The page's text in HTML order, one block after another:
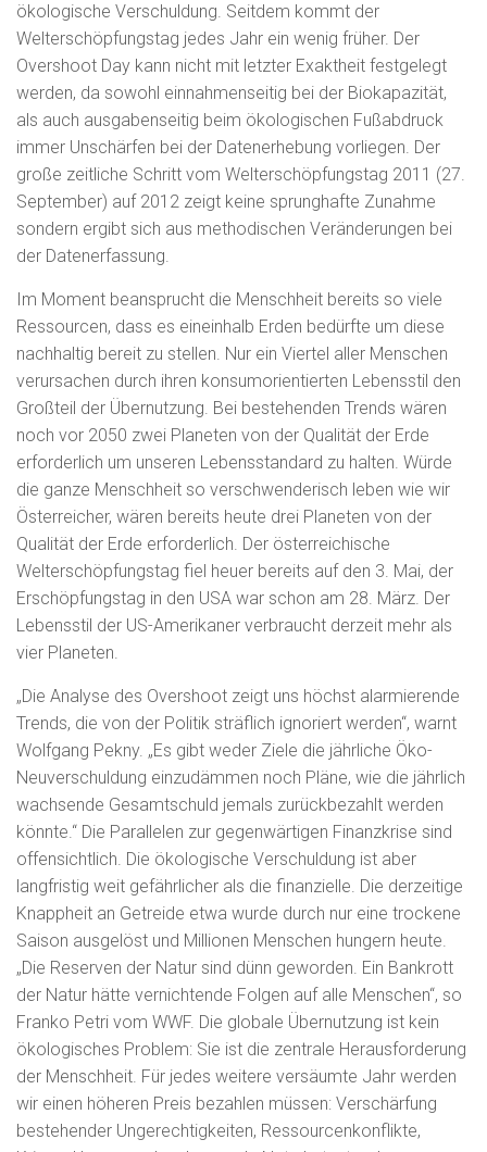
ökologische Verschuldung. Seitdem kommt der
Welterschöpfungstag jedes Jahr ein wenig früher. Der
Overshoot Day kann nicht mit letzter Exaktheit festgelegt
werden, da sowohl einnahmenseitig bei der Biokapazität,
als auch ausgabenseitig beim ökologischen Fußabdruck
immer Unschärfen bei der Datenerhebung vorliegen. Der
große zeitliche Schritt vom Welterschöpfungstag 2011 (27.
September) auf 2012 zeigt keine sprunghafte Zunahme
sondern ergibt sich aus methodischen Veränderungen bei
der Datenerfassung.
Im Moment beansprucht die Menschheit bereits so viele
Ressourcen, dass es eineinhalb Erden bedürfte um diese
nachhaltig bereit zu stellen. Nur ein Viertel aller Menschen
verursachen durch ihren konsumorientierten Lebensstil den
Großteil der Übernutzung. Bei bestehenden Trends wären
noch vor 2050 zwei Planeten von der Qualität der Erde
erforderlich um unseren Lebensstandard zu halten. Würde
die ganze Menschheit so verschwenderisch leben wie wir
Österreicher, wären bereits heute drei Planeten von der
Qualität der Erde erforderlich. Der österreichische
Welterschöpfungstag fiel heuer bereits auf den 3. Mai, der
Erschöpfungstag in den USA war schon am 28. März. Der
Lebensstil der US-Amerikaner verbraucht derzeit mehr als
vier Planeten.
„Die Analyse des Overshoot zeigt uns höchst alarmierende
Trends, die von der Politik sträflich ignoriert werden“, warnt
Wolfgang Pekny. „Es gibt weder Ziele die jährliche Öko-
Neuverschuldung einzudämmen noch Pläne, wie die jährlich
wachsende Gesamtschuld jemals zurückbezahlt werden
könnte.“ Die Parallelen zur gegenwärtigen Finanzkrise sind
offensichtlich. Die ökologische Verschuldung ist aber
langfristig weit gefährlicher als die finanzielle. Die derzeitige
Knappheit an Getreide etwa wurde durch nur eine trockene
Saison ausgelöst und Millionen Menschen hungern heute.
„Die Reserven der Natur sind dünn geworden. Ein Bankrott
der Natur hätte vernichtende Folgen auf alle Menschen“, so
Franko Petri vom WWF. Die globale Übernutzung ist kein
ökologisches Problem: Sie ist die zentrale Herausforderung
der Menschheit. Für jedes weitere versäumte Jahr werden
wir einen höheren Preis bezahlen müssen: Verschärfung
bestehender Ungerechtigkeiten, Ressourcenkonflikte,